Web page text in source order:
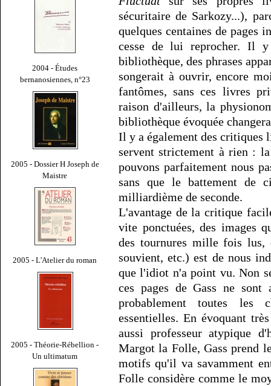
2004 - Études
bernanosiennes, n°23
2005 - Dossier H Joseph de
Maistre
2005 - L'Atelier du roman
2005 - Théorie-Rébellion -
Un ultimatum
sécuritaire de Sarkozy...),
quelques centaines de pages
cesse de lui reprocher. Il
bibliothèque, des phrases
songerait à ouvrir, encore
fantômes, sans ces livres
raison d'ailleurs, la
bibliothèque évoquée
Il y a également des critiques
servent strictement à rien :
pouvons parfaitement nous
sans que le battement de
milliardième de seconde.
L'avantage de la critique
vite ponctuées, des images
des tournures mille fois lus,
souvient, etc.) est de nous
que l'idiot n'a point vu. Non
ces pages de Gass ne
probablement toutes les
essentielles. En évoquant
aussi professeur atypique
Margot la Folle, Gass prend
motifs qu'il va savamment
Folle considère comme le